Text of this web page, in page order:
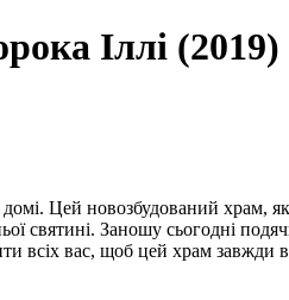
Іллі (2019)
Цей новозбудований храм,
святині. Заношу сьогодні
всіх вас, щоб цей храм завжди